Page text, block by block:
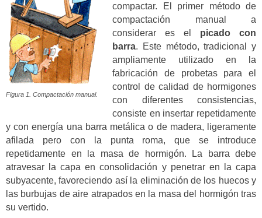
Figura 1. Compactación manual.
compactar. El primer método de
compactación manual a
considerar es el picado con
barra. Este método, tradicional y
ampliamente utilizado en la
fabricación de probetas para el
control de calidad de hormigones
con diferentes consistencias,
consiste en insertar repetidamente
y con energía una barra metálica o de madera, ligeramente
afilada pero con la punta roma, que se introduce
repetidamente en la masa de hormigón. La barra debe
atravesar la capa en consolidación y penetrar en la capa
subyacente, favoreciendo así la eliminación de los huecos y
las burbujas de aire atrapados en la masa del hormigón tras
su vertido.